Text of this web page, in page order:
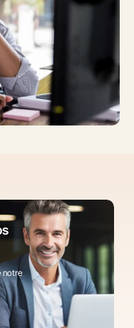
notre